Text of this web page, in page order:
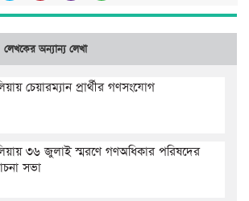
লেখকের অন্যান্য লেখা
চেয়ারম্যান প্রার্থীর গণসংযোগ
৩৬ জুলাই স্মরণে গণঅধিকার পরিষদের
সভা